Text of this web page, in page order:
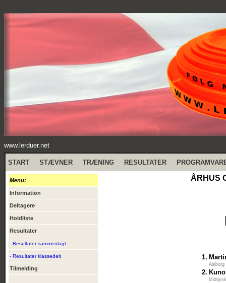
www.lerduer.net
START STÆVNER TRÆNING RESULTATER
Menu:
Information
Deltagere
Holdliste
Resultater
- Resultater sammenlagt
- Resultater klassedelt
Tilmelding
ÅRHUS
1.
2.